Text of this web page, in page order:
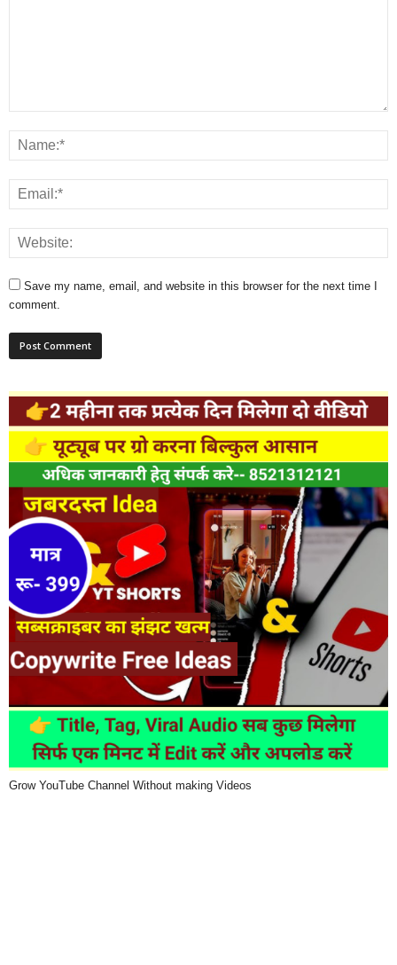
Save my name, email, and website in this browser for the next time I
comment.
Grow YouTube Channel Without making Videos